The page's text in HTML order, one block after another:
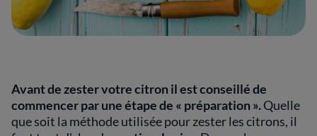
Avant de zester votre citron il est conseillé de
commencer par une étape de « préparation ».Quelle
que soit la méthode utilisée pour zester les citrons, il